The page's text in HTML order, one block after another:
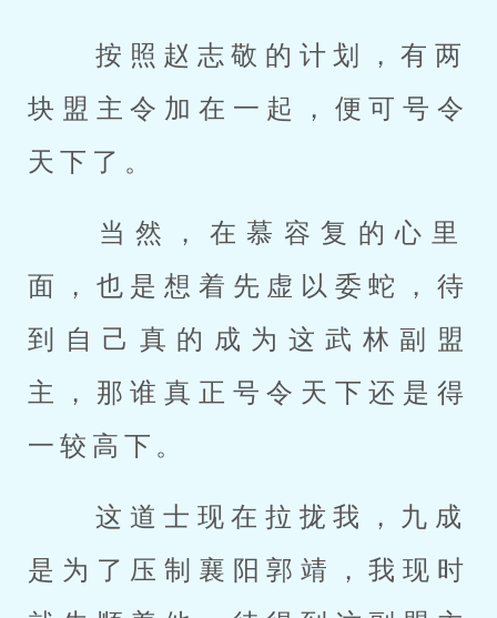
块盟主令加在一起，便可号令
天下了。
面，也是想着先虚以委蛇，待
到自己真的成为这武林副盟
主，那谁真正号令天下还是得
一较高下。
是为了压制襄阳郭靖，我现时